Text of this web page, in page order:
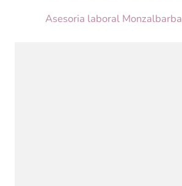
Asesoria laboral Monzalbarba